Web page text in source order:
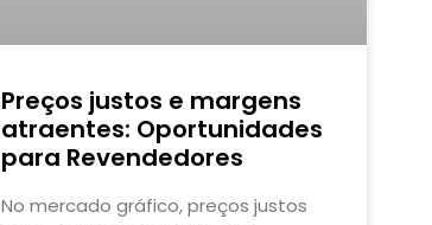
Preços justos e margens
atraentes: Oportunidades
para Revendedores
No mercado gráfico, preços justos